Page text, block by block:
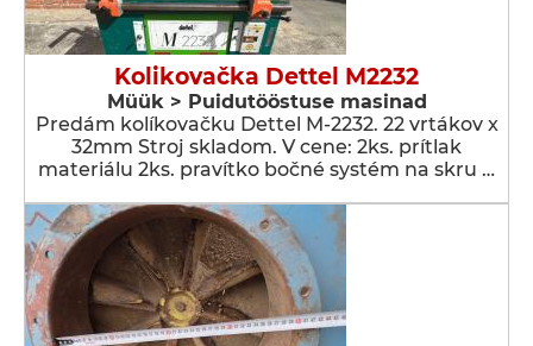
Kolikovačka Dettel M2232
Müük > Puidutööstuse masinad
Predám kolíkovačku Dettel M-2232. 22 vrtákov x
32mm Stroj skladom. V cene: 2ks. prítlak
materiálu 2ks. pravítko bočné systém na skru …